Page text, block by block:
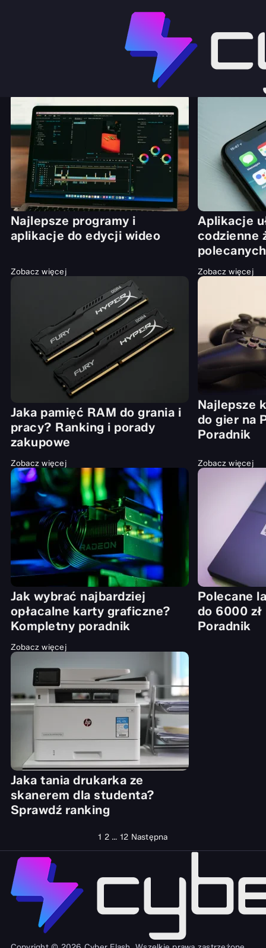
Rankingi i Zestawienia
Najlepsze programy i
aplikacje do edycji wideo
Aplikacje
codzienne
Zobacz więcej
Jaka pamięć RAM do grania i
pracy? Ranking i porady
zakupowe
Zobacz więcej
Najlepsze
do gier na
Poradnik
Zobacz więcej
Jak wybrać najbardziej
opłacalne karty graficzne?
Kompletny poradnik
Zobacz więcej
Polecane
do 6000
Poradnik
Zobacz więcej
Jaka tania drukarka ze
skanerem dla studenta?
Sprawdź ranking
Stronicowanie
wpisów
1 2 … 12 Następna